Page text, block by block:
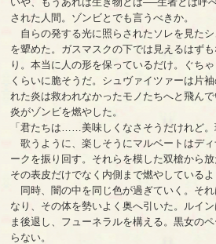
された人間。ゾンビとでも言うべきか。
自らの発する光に照らされたソレを見た
を顰めた。ガスマスクの下では見えるはず
り。本当に人の形を保っているだけ。ぐち
くらいに脆そうだ。シュヴァイツァーは片
れた炎は救われなかったモノたちへと飛ん
炎がゾンビを燃やした。
「君たちは……美味しくなさそうだけれど。
歌うように、楽しそうにマルベートはデ
ークを振り回す。それらを模した双槍から放
その表皮だけでなく内側まで燃やしているよ
同時、闇の中を同じ色が過ぎていく。それ
なり、その体を勢いよく奥へ引いた。ルイ
ま後退し、フューネラルを構える。黒女の
らない。